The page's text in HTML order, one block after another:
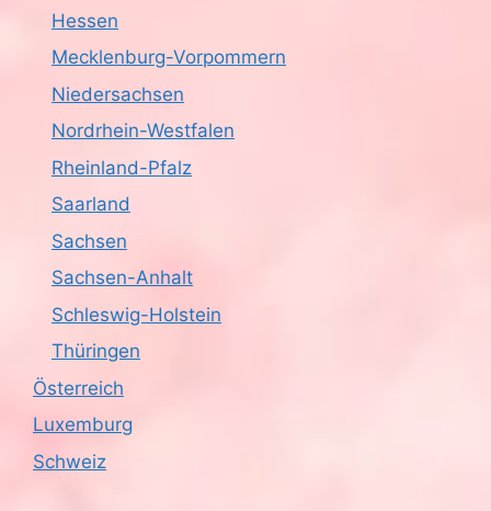
Hessen
Mecklenburg-Vorpommern
Niedersachsen
Nordrhein-Westfalen
Rheinland-Pfalz
Saarland
Sachsen
Sachsen-Anhalt
Schleswig-Holstein
Thüringen
Österreich
Luxemburg
Schweiz